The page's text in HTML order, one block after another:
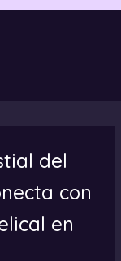
del
con
en